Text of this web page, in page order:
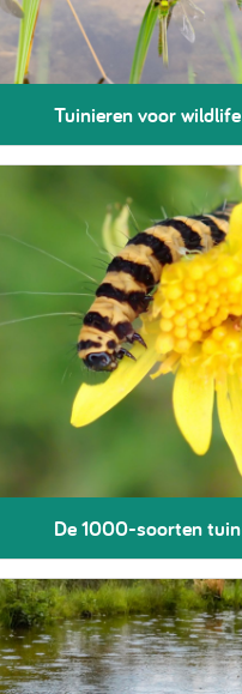
Tuinieren voor wildlife
De 1000-soorten tuin